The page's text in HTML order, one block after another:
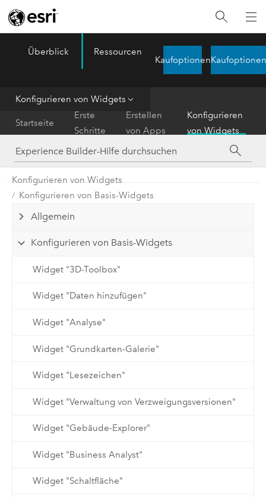
ArcGIS Experience Builder Menu
Überblick Ressourcen
KaufoptionenKaufoptionen
Konfigurieren von Widgets
Startseite
Erste
Schritte
Erstellen
von Apps
Konfigurieren
von Widgets
Konfigurieren von Widgets
Konfigurieren von Basis-Widgets
Allgemein
Konfigurieren von Basis-Widgets
Widget "3D-Toolbox"
Widget "Daten hinzufügen"
Widget "Analyse"
Widget "Grundkarten-Galerie"
Widget "Lesezeichen"
Widget "Verwaltung von Verzweigungsversionen"
Widget "Gebäude-Explorer"
Widget "Business Analyst"
Widget "Schaltfläche"